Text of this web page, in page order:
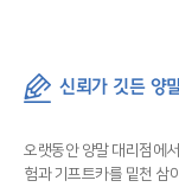
신뢰가 깃든 양
오랫동안 양말 대리점에
험과 기프트카를 밑천 삼